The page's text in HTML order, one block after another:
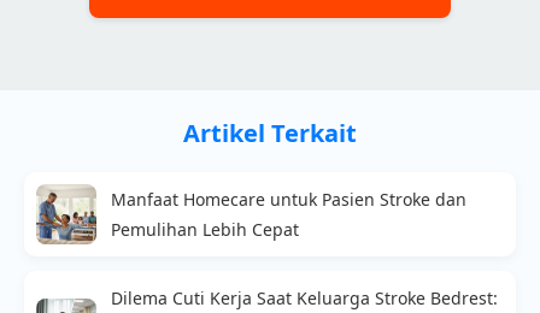
Artikel Terkait
Manfaat Homecare untuk Pasien Stroke dan
Pemulihan Lebih Cepat
Dilema Cuti Kerja Saat Keluarga Stroke Bedrest: